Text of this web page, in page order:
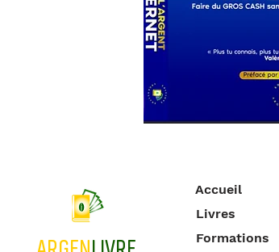
Accueil
Livres
Formations